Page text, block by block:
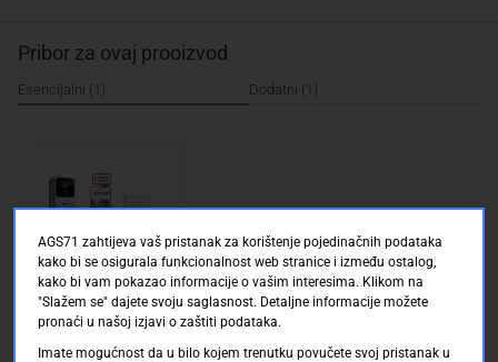
zvono
vratima
LiPo
baterijom
stanica)
Pribor za ovaj prooizvod
Esencijalni (1) Dodatni (1)
m-e modern-
electronics 41153
Video-portafon
Srebrna, Crna
Conrad Electronic SE
AGS71 zahtijeva vaš pristanak za korištenje pojedinačnih podataka
kako bi se osigurala funkcionalnost web stranice i između ostalog,
kako bi vam pokazao informacije o vašim interesima. Klikom na
"Slažem se" dajete svoju saglasnost. Detaljne informacije možete
pronaći u našoj izjavi o zaštiti podataka.
Imate mogućnost da u bilo kojem trenutku povučete svoj pristanak u